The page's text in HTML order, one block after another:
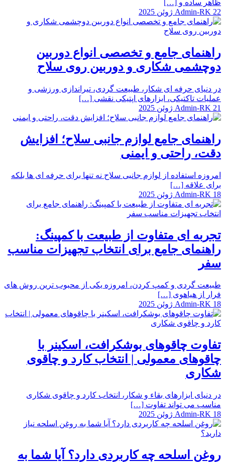
ظاهر ساده و […]
Admin-RK 22 ژوئن 2025
راهنمای جامع و تخصصی انواع دوربین
دوچشمی شکاری و دوربین روی سلاح
در دنیای حرفه ای شکار، طبیعت گردی، تیراندازی ورزشی و
عملیات تاکتیکی، ابزارهای اپتیکی نقشی […]
Admin-RK 21 ژوئن 2025
راهنمای جامع لوازم جانبی سلاح؛ افزایش
دقت، راحتی و ایمنی
امروزه استفاده از لوازم جانبی سلاح نه تنها برای حرفه ای ها بلکه
برای علاقه […]
Admin-RK 18 ژوئن 2025
تجربه ای متفاوت از طبیعت با کمپینگ:
راهنمای جامع برای انتخاب تجهیزات مناسب
سفر
طبیعت گردی و کمپ کردن، امروزه یکی از محبوب ترین روش های
فرار از هیاهوی […]
Admin-RK 18 ژوئن 2025
تفاوت چاقوهای بوشکرافت، اسکینر با
چاقوهای معمولی | انتخاب کارد و چاقوی
شکاری
در دنیای ابزارهای بقاء و شکار، انتخاب کارد و چاقوی شکاری
مناسب می تواند تفاوت […]
Admin-RK 18 ژوئن 2025
روغن اسلحه چه کاربردی دارد؟ آیا شما به